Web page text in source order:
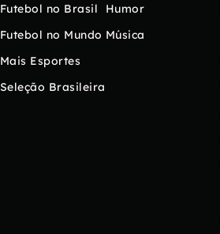
Futebol no Brasil
Futebol no Mundo
Mais Esportes
Seleção Brasileira
Humor
Música